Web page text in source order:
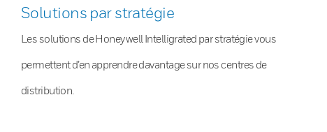
Solutions par stratégie
Les solutions de Honeywell Intelligrated par stratégie vous
permettent d’en apprendre davantage sur nos centres de
distribution.